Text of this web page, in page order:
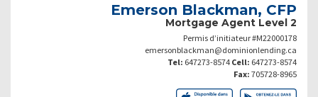
Emerson Blackman, CFP
Mortgage Agent Level 2
Permis d’initiateur #M22000178
emersonblackman@dominionlending.ca
Tel: 647273-8574 Cell: 647273-8574
Fax: 705728-8965